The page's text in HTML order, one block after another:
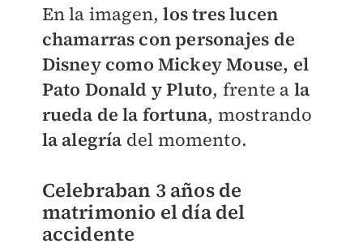
En la imagen, los tres lucen
chamarras con personajes de
Disney como Mickey Mouse, el
Pato Donald y Pluto, frente a la
rueda de la fortuna, mostrando
la alegría del momento.
Celebraban 3 años de
matrimonio el día del
accidente